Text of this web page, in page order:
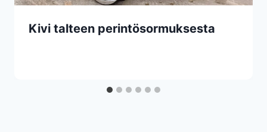
Kivi talteen perintösormuksesta